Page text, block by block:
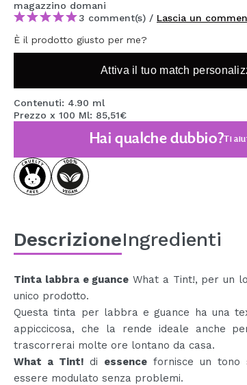
MAQUIFARMA
KOREA ZONE
TRAVEL SIZE
NATURE
SPECIALE
OUTLET
SONO TORNATI!
BLOG
magazzino domani
3 comment(s) / Lascia un
È il prodotto giusto per me?
Attiva il tuo match
Contenuti: 4.90 ml
Prezzo x 100 Ml: 85,51€
Hai qualche dubbio?Ti
DescrizioneIngredienti
Tinta labbra e guance What a Tint!, per un
unico prodotto.
Questa tinta per labbra e guance ha una
appiccicosa, che la rende ideale anche
trascorrerai molte ore lontano da casa.
What a Tint! di essence fornisce un tono
essere modulato senza problemi.